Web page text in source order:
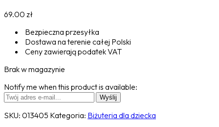
69.00 zł
Bezpieczna przesyłka
Dostawa na terenie całej Polski
Ceny zawierają podatek VAT
Brak w magazynie
Notify me when this product is available:
SKU: 013405 Kategoria: Biżuteria dla dziecka